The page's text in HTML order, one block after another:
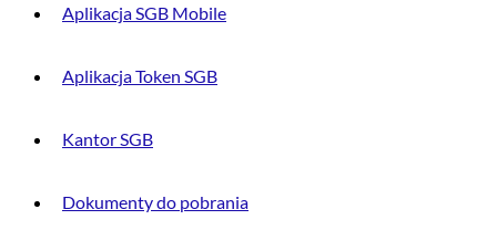
Aplikacja SGB Mobile
Aplikacja Token SGB
Kantor SGB
Dokumenty do pobrania